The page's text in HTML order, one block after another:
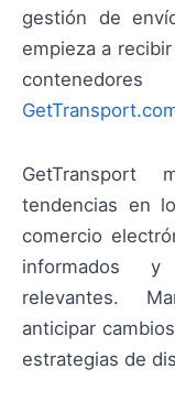
gestión de
empieza a
GetTransport
tendencias en
comercio
informados y
relevantes.
anticipar
estrategias de